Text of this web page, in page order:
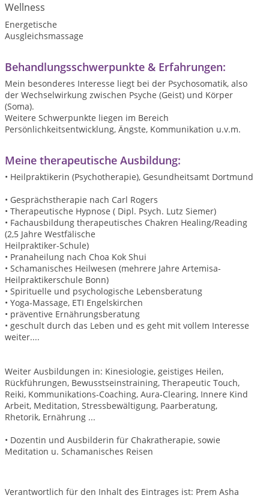
Wellness
Energetische
Ausgleichsmassage
Behandlungsschwerpunkte & Erfahrungen:
Mein besonderes Interesse liegt bei der Psychosomatik, also
der Wechselwirkung zwischen Psyche (Geist) und Körper
(Soma).
Weitere Schwerpunkte liegen im Bereich
Persönlichkeitsentwicklung, Ängste, Kommunikation u.v.m.
Meine therapeutische Ausbildung:
• Heilpraktikerin (Psychotherapie), Gesundheitsamt Dortmund
• Gesprächstherapie nach Carl Rogers
• Therapeutische Hypnose ( Dipl. Psych. Lutz Siemer)
• Fachausbildung therapeutisches Chakren Healing/Reading
(2,5 Jahre Westfälische
Heilpraktiker-Schule)
• Pranaheilung nach Choa Kok Shui
• Schamanisches Heilwesen (mehrere Jahre Artemisa-
Heilpraktikerschule Bonn)
• Spirituelle und psychologische Lebensberatung
• Yoga-Massage, ETI Engelskirchen
• präventive Ernährungsberatung
• geschult durch das Leben und es geht mit vollem Interesse
weiter....
Weiter Ausbildungen in: Kinesiologie, geistiges Heilen,
Rückführungen, Bewusstseinstraining, Therapeutic Touch,
Reiki, Kommunikations-Coaching, Aura-Clearing, Innere Kind
Arbeit, Meditation, Stressbewältigung, Paarberatung,
Rhetorik, Ernährung ...
• Dozentin und Ausbilderin für Chakratherapie, sowie
Meditation u. Schamanisches Reisen
Verantwortlich für den Inhalt des Eintrages ist: Prem Asha